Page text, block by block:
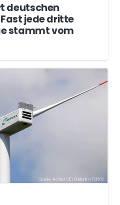
deutschen
jede dritte
stammt vom